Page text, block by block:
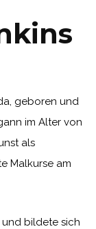
geboren und
im Alter von
als
Malkurse am
bildete sich